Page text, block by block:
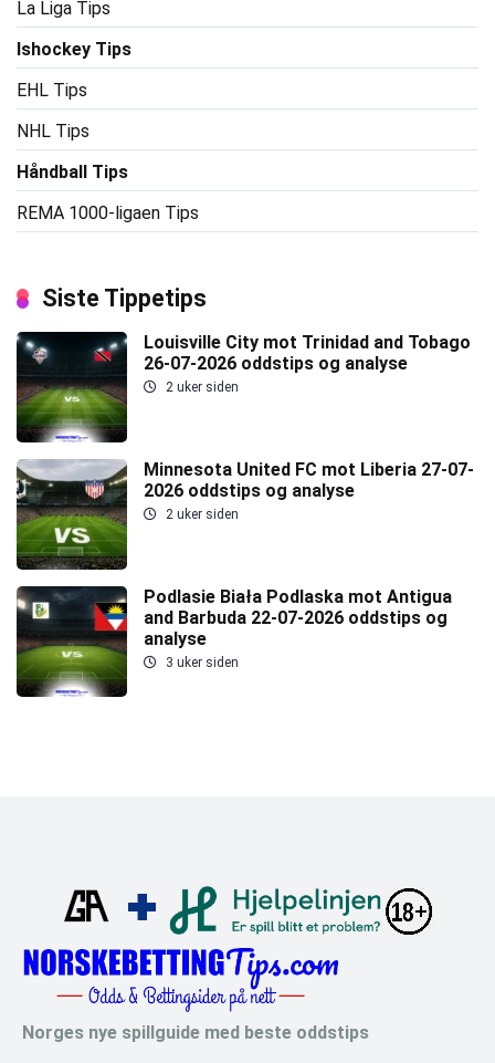
La Liga Tips
Ishockey Tips
EHL Tips
NHL Tips
Håndball Tips
REMA 1000-ligaen Tips
Siste Tippetips
Louisville City mot Trinidad and Tobago
26-07-2026 oddstips og analyse
2 uker siden
Minnesota United FC mot Liberia 27-07-
2026 oddstips og analyse
2 uker siden
Podlasie Biała Podlaska mot Antigua
and Barbuda 22-07-2026 oddstips og
analyse
3 uker siden
Norges nye spillguide med beste oddstips